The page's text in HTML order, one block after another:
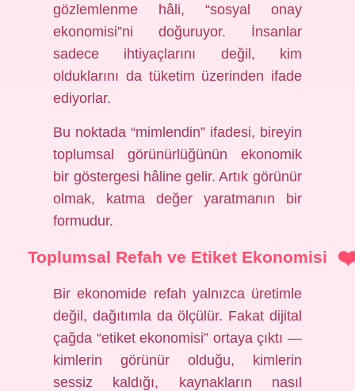
gözlemlenme hâli, “sosyal onay
ekonomisi”ni doğuruyor. İnsanlar
sadece ihtiyaçlarını değil, kim
olduklarını da tüketim üzerinden ifade
ediyorlar.
Bu noktada “mimlendin” ifadesi, bireyin
toplumsal görünürlüğünün ekonomik
bir göstergesi hâline gelir. Artık görünür
olmak, katma değer yaratmanın bir
formudur.
Toplumsal Refah ve Etiket Ekonomisi
Bir ekonomide refah yalnızca üretimle
değil, dağıtımla da ölçülür. Fakat dijital
çağda “etiket ekonomisi” ortaya çıktı —
kimlerin görünür olduğu, kimlerin
sessiz kaldığı, kaynakların nasıl